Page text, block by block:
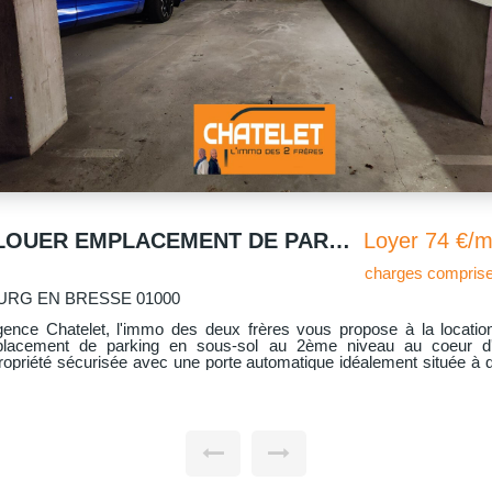
A LOUER EMPLACEMENT DE PARKING DANS SOUS SOL COPROPRIETE SECURISEE Loyer 74 €/
charges
EN BRESSE 01000
Chatelet, l'immo des deux frères vous propose à la
de parking en sous-sol au 2ème niveau au coeur
sécurisée avec une porte automatique idéalement située à